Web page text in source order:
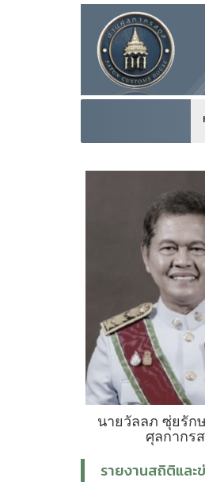
นายวัลลภ ซุ่ยรัก
ศุลกากร
รายงานสถิติและ